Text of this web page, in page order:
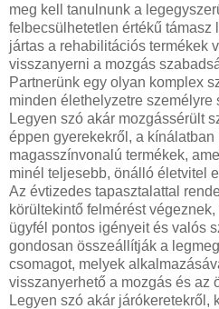
meg kell tanulnunk a
felbecsülhetetlen értékű támasz
jártas a rehabilitációs termékek
visszanyerni a mozgás
Partnerünk egy olyan komplex
minden élethelyzetre személyre
Legyen szó akár mozgássérült
éppen gyerekekről, a
magasszínvonalú termékek,
minél teljesebb, önálló életvitel
Az évtizedes tapasztalattal
körültekintő felmérést
ügyfél pontos igényeit és valós
gondosan összeállítják a
csomagot, melyek
visszanyerhető a mozgás és az
Legyen szó akár járókeretekről,